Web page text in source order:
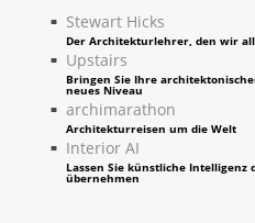
Stewart Hicks
Der Architekturlehrer, den wir
Upstairs
Bringen Sie Ihre
neues Niveau
archimarathon
Architekturreisen um die Welt
Interior AI
Lassen Sie künstliche Intelligenz
übernehmen